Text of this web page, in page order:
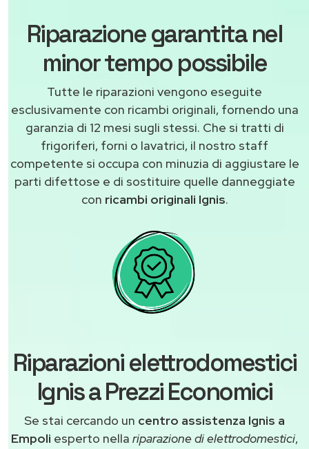
Riparazione garantita nel
minor tempo possibile
Tutte le riparazioni vengono eseguite
esclusivamente con ricambi originali, fornendo una
garanzia di 12 mesi sugli stessi. Che si tratti di
frigoriferi, forni o lavatrici, il nostro staff
competente si occupa con minuzia di aggiustare le
parti difettose e di sostituire quelle danneggiate
con ricambi originali Ignis.
Riparazioni elettrodomestici
Ignis a Prezzi Economici
Se stai cercando un centro assistenza Ignis a
Empoli esperto nella riparazione di elettrodomestici,